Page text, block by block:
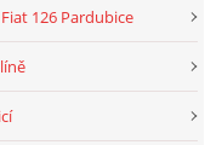
126 Pardubice